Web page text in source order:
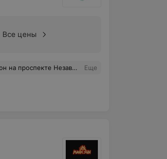
Все цены
уже отменена. Я впервые сталкиваюсь с таким отношением к клиенту ( сама работаю в частном сервисе). Я за то, чтобы у мастеров не было простоев, но, к сожалению, форс-мажор никто не отменял. Подобная жадность и грубость сотрудников не лучшая реклама для бизнеса. Еще